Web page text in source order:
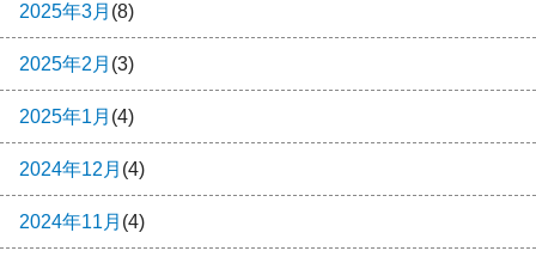
2025年3月 (8)
2025年2月 (3)
2025年1月 (4)
2024年12月 (4)
2024年11月 (4)